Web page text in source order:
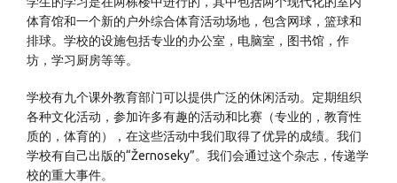
体育馆和一个新的户外综合体育活动场地，包含网球，篮球和
排球。学校的设施包括专业的办公室，电脑室，图书馆，作
坊，学习厨房等等。
学校有九个课外教育部门可以提供广泛的休闲活动。定期组织
各种文化活动，参加许多有趣的活动和比赛（专业的，教育性
质的，体育的），在这些活动中我们取得了优异的成绩。我们
学校有自己出版的“Žernoseky”。我们会通过这个杂志，传递学
校的重大事件。